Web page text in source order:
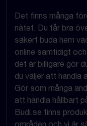
Det finns många
nätet. Du får bra
säkert buda hem
online samtidigt
det är billigare gör
du väljer att handla
Gör som många
att handla hållbart
Budi.se finns
områden och vi är